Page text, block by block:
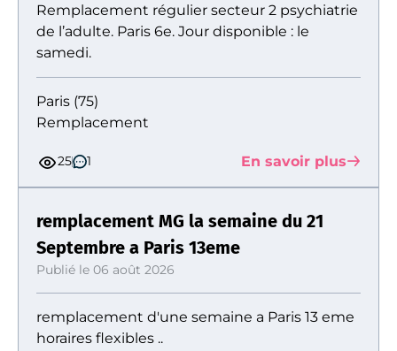
Remplacement régulier secteur 2 psychiatrie
de l’adulte. Paris 6e. Jour disponible : le
samedi.
Paris (75)
Remplacement
25 1 En savoir plus
remplacement MG la semaine du 21
Septembre a Paris 13eme
Publié le 06 août 2026
remplacement d'une semaine a Paris 13 eme
horaires flexibles ..